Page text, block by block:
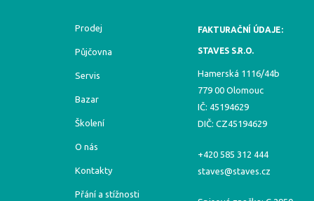
Prodej
Půjčovna
Servis
Bazar
Školení
O nás
Kontakty
Přání a stížnosti
FAKTURAČNÍ ÚDAJE:
STAVES S.R.O.
Hamerská 1116/44b
779 00 Olomouc
IČ: 45194629
DIČ: CZ45194629
+420 585 312 444
staves@staves.cz